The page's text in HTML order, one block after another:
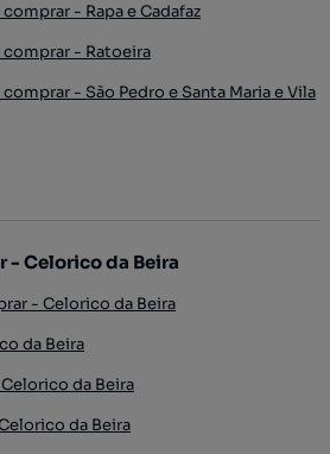
- Rapa e Cadafaz
comprar - Ratoeira
- São Pedro e Santa Maria e Vila
- Celorico da Beira
- Celorico da Beira
da Beira
da Beira
da Beira